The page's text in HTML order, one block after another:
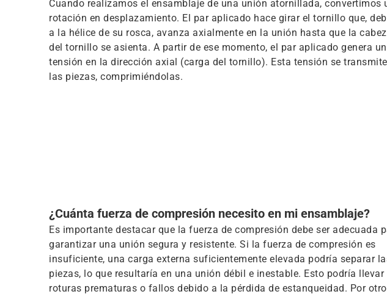
Cuando realizamos el ensamblaje de una unión atornillada, convertimos
rotación en desplazamiento. El par aplicado hace girar el tornillo que,
a la hélice de su rosca, avanza axialmente en la unión hasta que la
del tornillo se asienta. A partir de ese momento, el par aplicado genera
tensión en la dirección axial (carga del tornillo). Esta tensión se
las piezas, comprimiéndolas.
¿Cuánta fuerza de compresión necesito en mi ensamblaje?
Es importante destacar que la fuerza de compresión debe ser adecuada
garantizar una unión segura y resistente. Si la fuerza de compresión es
insuficiente, una carga externa suficientemente elevada podría separar
piezas, lo que resultaría en una unión débil e inestable. Esto podría llevar
roturas prematuras o fallos debido a la pérdida de estanqueidad. Por otro